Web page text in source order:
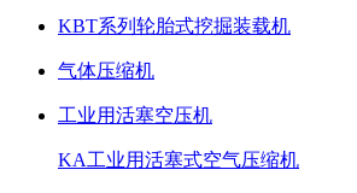
KBT系列轮胎式挖掘装载机
气体压缩机
工业用活塞空压机
KA工业用活塞式空气压缩机